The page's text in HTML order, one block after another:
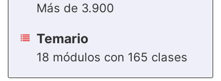
Más de 3.900
Temario
18 módulos con 165 clases